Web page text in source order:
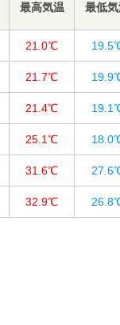
最高気温 最低
21.0℃
21.7℃
21.4℃
25.1℃
31.6℃
32.9℃